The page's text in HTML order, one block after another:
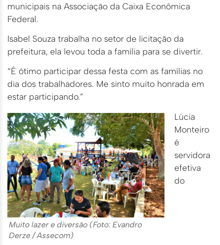
municipais na Associação da Caixa Econômica
Federal.
Isabel Souza trabalha no setor de licitação da
prefeitura, ela levou toda a família para se divertir.
“É ótimo participar dessa festa com as famílias no
dia dos trabalhadores. Me sinto muito honrada em
estar participando.”
Muito lazer e diversão (Foto: Evandro
Derze / Assecom)
Lúcia
Monteiro
é
servidora
efetiva
do